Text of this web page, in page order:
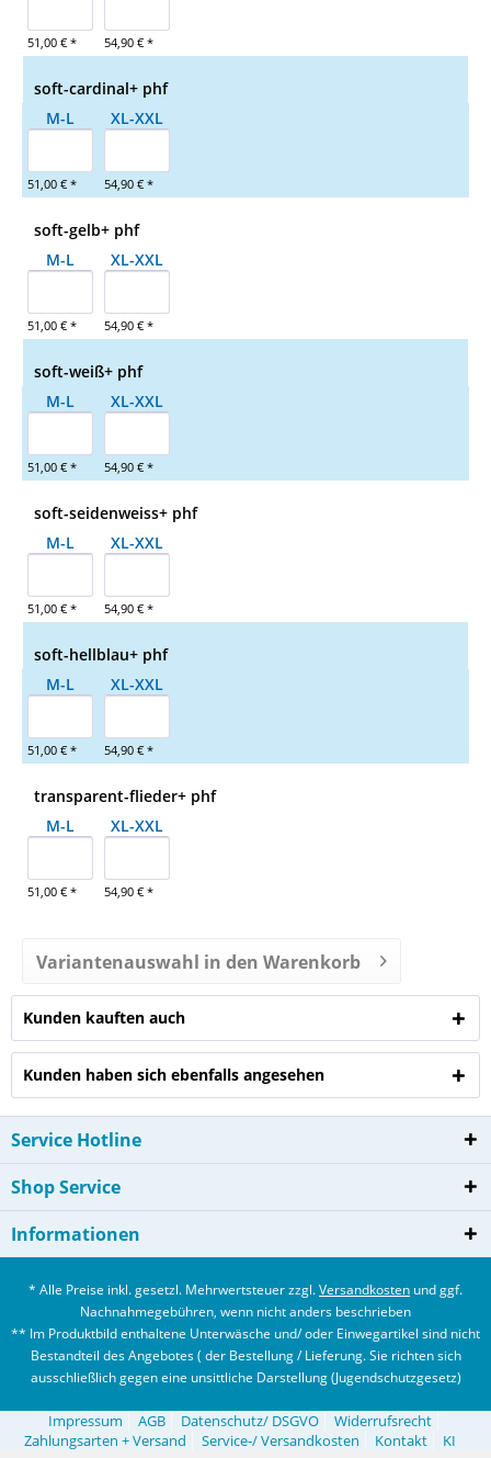
51,00 € * 54,90 € *
soft-cardinal+ phf
M-L
51,00 € *
XL-XXL
54,90 € *
soft-gelb+ phf
M-L
51,00 € *
XL-XXL
54,90 € *
soft-weiß+ phf
M-L
51,00 € *
XL-XXL
54,90 € *
soft-seidenweiss+ phf
M-L
51,00 € *
XL-XXL
54,90 € *
soft-hellblau+ phf
M-L
51,00 € *
XL-XXL
54,90 € *
transparent-flieder+ phf
M-L
51,00 € *
XL-XXL
54,90 € *
Variantenauswahl in den Warenkorb
Kunden kauften auch
Kunden haben sich ebenfalls angesehen
Service Hotline
Shop Service
Informationen
* Alle Preise inkl. gesetzl. Mehrwertsteuer zzgl.Versandkosten und ggf.
Nachnahmegebühren, wenn nicht anders beschrieben
** Im Produktbild enthaltene Unterwäsche und/ oder Einwegartikel sind nicht
Bestandteil des Angebotes ( der Bestellung / Lieferung. Sie richten sich
ausschließlich gegen eine unsittliche Darstellung (Jugendschutzgesetz)
Impressum AGB Datenschutz/ DSGVO
Widerrufsrecht
Zahlungsarten + Versand
Service-/ Versandkosten Kontakt KI